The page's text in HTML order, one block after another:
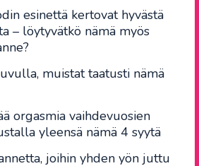
esinettä kertovat hyvästä
– löytyvätkö nämä myös
muistat taatusti nämä
orgasmia vaihdevuosien
yleensä nämä 4 syytä
joihin yhden yön juttu